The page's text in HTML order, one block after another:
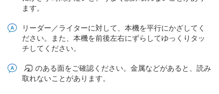
ます。
リーダー／ライターに対して、本機を平行にかざしてく
ださい。また、本機を前後左右にずらしてゆっくりタッ
チしてください。
のある面をご確認ください。金属などがあると、読み
取れないことがあります。